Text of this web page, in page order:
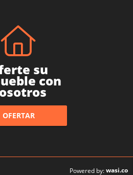
su
con
OFERTAR
Powered by:wasi.co